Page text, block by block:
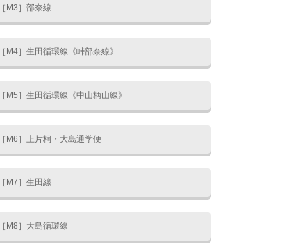
［M3］部奈線
［M4］生田循環線《峠部奈線》
［M5］生田循環線《中山柄山線》
［M6］上片桐・大島通学便
［M7］生田線
［M8］大島循環線